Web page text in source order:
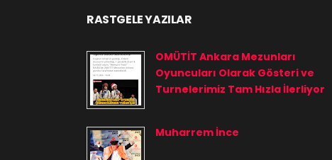
RASTGELE YAZILAR
OMÜTİT Ankara Mezunları
Oyuncuları Olarak Gösteri ve
Turnelerimiz Tam Hızla İlerliyor
Muharrem İnce